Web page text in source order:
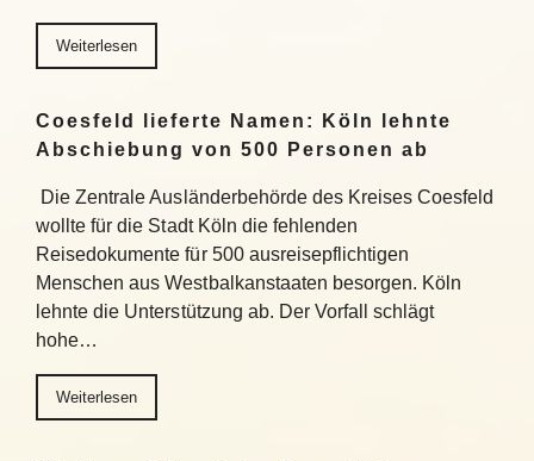
Weiterlesen
Coesfeld lieferte Namen: Köln lehnte
Abschiebung von 500 Personen ab
Die Zentrale Ausländerbehörde des Kreises Coesfeld
wollte für die Stadt Köln die fehlenden
Reisedokumente für 500 ausreisepflichtigen
Menschen aus Westbalkanstaaten besorgen. Köln
lehnte die Unterstützung ab. Der Vorfall schlägt
hohe…
Weiterlesen